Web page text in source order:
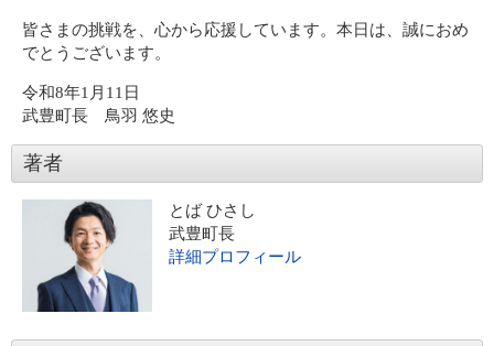
皆さまの挑戦を、心から応援しています。本日は、誠におめ
でとうございます。
令和8年1月11日
武豊町長 鳥羽 悠史
著者
とば ひさし
武豊町長
詳細プロフィール